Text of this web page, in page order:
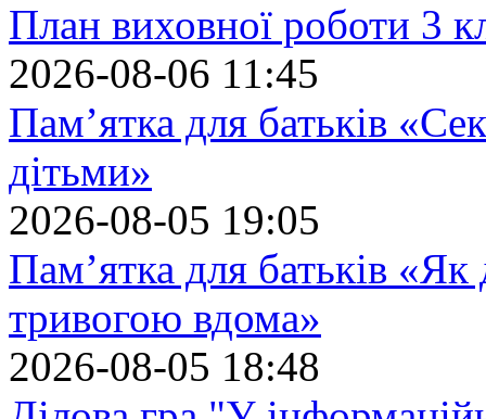
План виховної роботи 3
2026-08-06 11:45
Пам’ятка для батьків
дітьми»
2026-08-05 19:05
Пам’ятка для батьків
тривогою вдома»
2026-08-05 18:48